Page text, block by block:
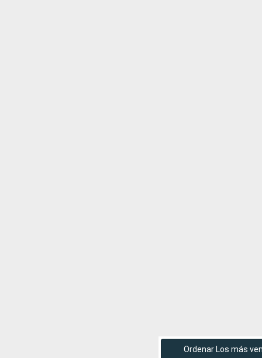
Ordenar Los más